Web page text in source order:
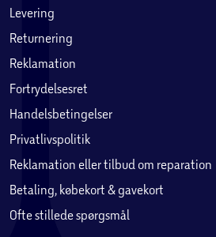
Levering
Returnering
Reklamation
Fortrydelsesret
Handelsbetingelser
Privatlivspolitik
Reklamation eller tilbud om reparation
Betaling, købekort & gavekort
Ofte stillede spørgsmål